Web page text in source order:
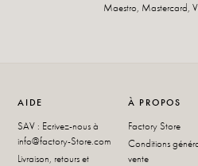
Maestro, Mastercard,
AIDE
SAV : Ecrivez-nous à
info@factory-Store.com
Livraison, retours et
À PROPOS
Factory Store
Conditions
vente